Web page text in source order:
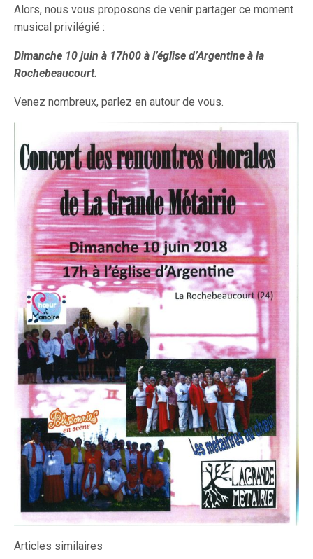
Alors, nous vous proposons de venir partager ce moment
musical privilégié :
Dimanche 10 juin à 17h00 à l’église d’Argentine à la
Rochebeaucourt.
Venez nombreux, parlez en autour de vous.
Articles similaires